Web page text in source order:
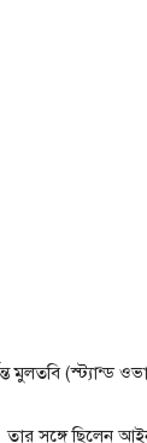
(স্ট্যান্ড
সঙ্গে ছিলেন